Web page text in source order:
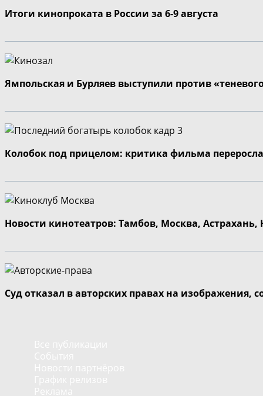
Итоги кинопроката в России за 6-9 августа
Ямпольская и Бурляев выступили против
Колобок под прицелом: критика фильма
Новости кинотеатров: Тамбов, Москва,
Суд отказал в авторских правах на изображения,